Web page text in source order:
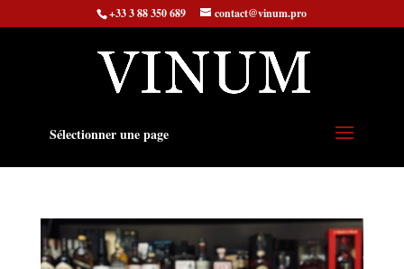
+33 3 88 350 689 contact@vinum.pro
Sélectionner une page